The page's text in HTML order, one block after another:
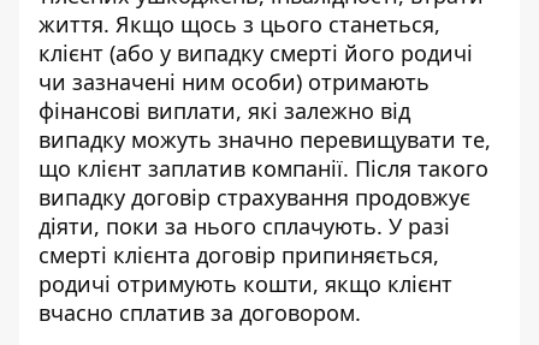
життя. Якщо щось з цього станеться,
клієнт (або у випадку смерті його родичі
чи зазначені ним особи) отримають
фінансові виплати, які залежно від
випадку можуть значно перевищувати те,
що клієнт заплатив компанії. Після такого
випадку договір страхування продовжує
діяти, поки за нього сплачують. У разі
смерті клієнта договір припиняється,
родичі отримують кошти, якщо клієнт
вчасно сплатив за договором.